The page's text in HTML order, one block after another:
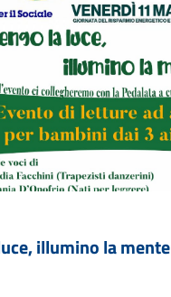
illumino la mente